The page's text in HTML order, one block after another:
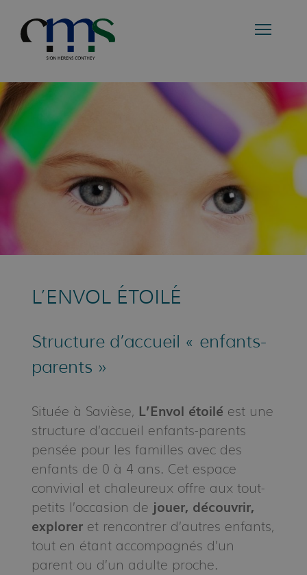
L’ENVOL ÉTOILÉ
Structure d’accueil « enfants-
parents »
Située à Savièse, L’Envol étoilé est une
structure d’accueil enfants-parents
pensée pour les familles avec des
enfants de 0 à 4 ans. Cet espace
convivial et chaleureux offre aux tout-
petits l’occasion de jouer, découvrir,
explorer et rencontrer d’autres enfants,
tout en étant accompagnés d’un
parent ou d’un adulte proche.